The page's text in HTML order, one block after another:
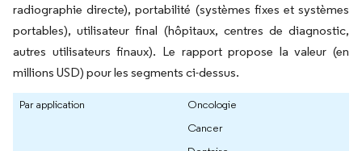
radiographie directe), portabilité (systèmes fixes et systèmes
portables), utilisateur final (hôpitaux, centres de diagnostic,
autres utilisateurs finaux). Le rapport propose la valeur (en
millions USD) pour les segments ci-dessus.
Par application
Oncologie
Cancer